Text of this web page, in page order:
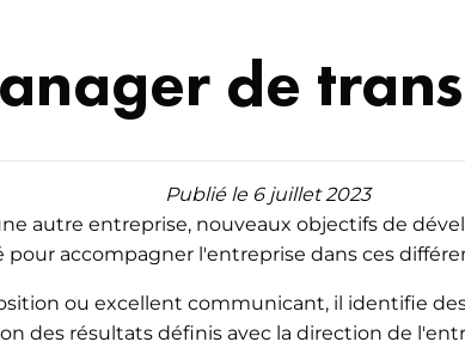
de
Publié le 6 juillet 2023
autre entreprise, nouveaux objectifs de
accompagner l'entreprise dans ces
ou excellent communicant, il identifie
des résultats définis avec la direction de
SERVICES ET AVANTAGES
ACTUALITÉS
TÉMOIGNAGES
GLOSSAIRE
DU LUXE - MODE
DU LUXE - COSMÉTIQUES ET
DU LUXE - GASTRONOMIE,
COMMERCE DU
SUPPLY CHAIN
ACHATS DANS
LUXE